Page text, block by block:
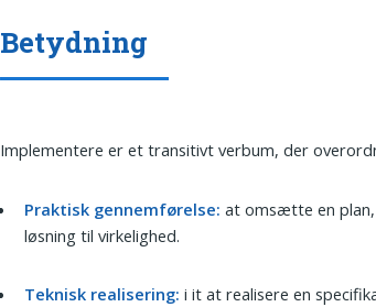
Betydning
Implementere er et transitivt verbum, der
Praktisk gennemførelse: at omsætte en
løsning til virkelighed.
Teknisk realisering: i it at realisere en